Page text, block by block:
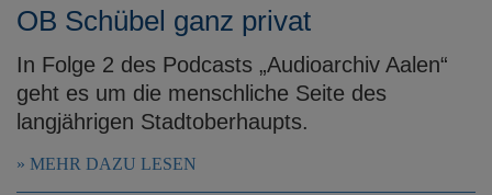
OB Schübel ganz privat
In Folge 2 des Podcasts „Audioarchiv Aalen“
geht es um die menschliche Seite des
langjährigen Stadtoberhaupts.
MEHR DAZU LESEN